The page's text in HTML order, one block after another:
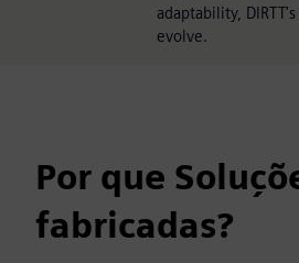
adaptability,
evolve.
Por que
fabricadas?